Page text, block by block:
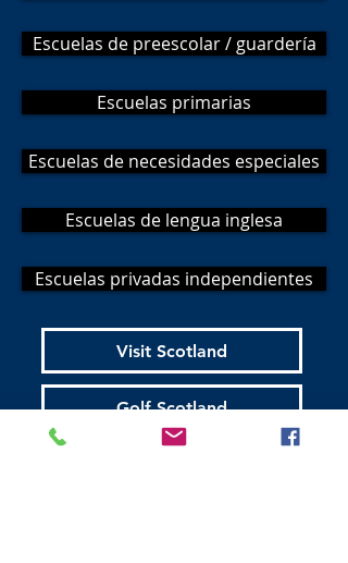
Escuelas de preescolar / guardería
Escuelas primarias
Escuelas de necesidades especiales
Escuelas de lengua inglesa
Escuelas privadas independientes
Visit Scotland
Golf Scotland